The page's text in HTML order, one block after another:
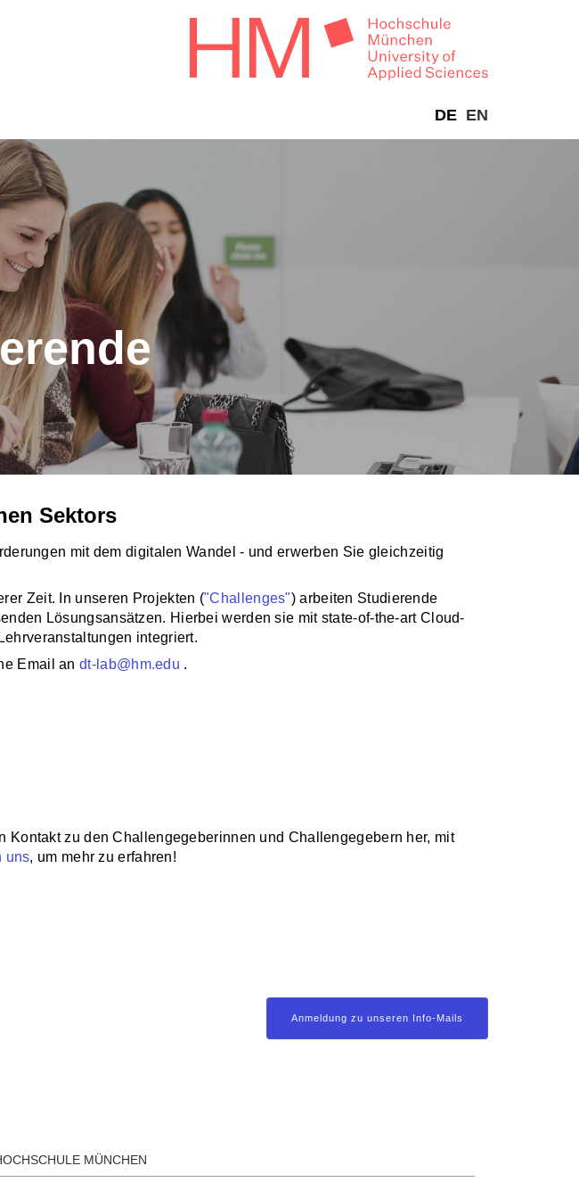
DE EN
Sektors
mit dem digitalen Wandel - und erwerben Sie gleichzeitig
Zeit. In unseren Projekten ("Challenges") arbeiten Studierende
Lösungsansätzen. Hierbei werden sie mit state-of-the-art Cloud-
integriert.
Email andt-lab@hm.edu .
zu den Challengegeberinnen und Challengegebern her, mit
uns, um mehr zu erfahren!
Anmeldung zu unseren Info-Mails
MÜNCHEN